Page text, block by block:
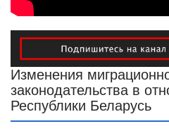
Изменения
законодательства в
Республики Беларусь